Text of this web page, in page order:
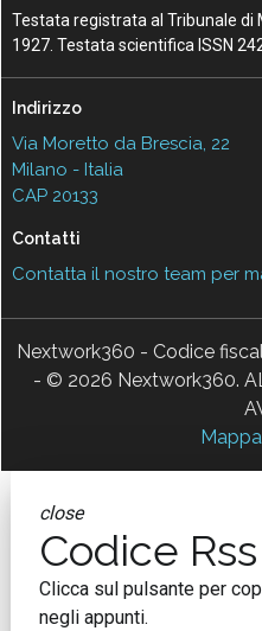
Testata registrata al Tribunale di
1927. Testata scientifica ISSN
Indirizzo
Via Moretto da Brescia, 22
Milano - Italia
CAP 20133
Contatti
Contatta il nostro team per
Nextwork360 - Codice
- © 2026 Nextwork360.
close
Codice Rss
Clicca sul pulsante per
negli appunti.